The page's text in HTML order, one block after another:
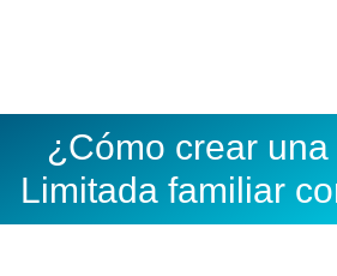
¿Cómo crear una
Limitada familiar